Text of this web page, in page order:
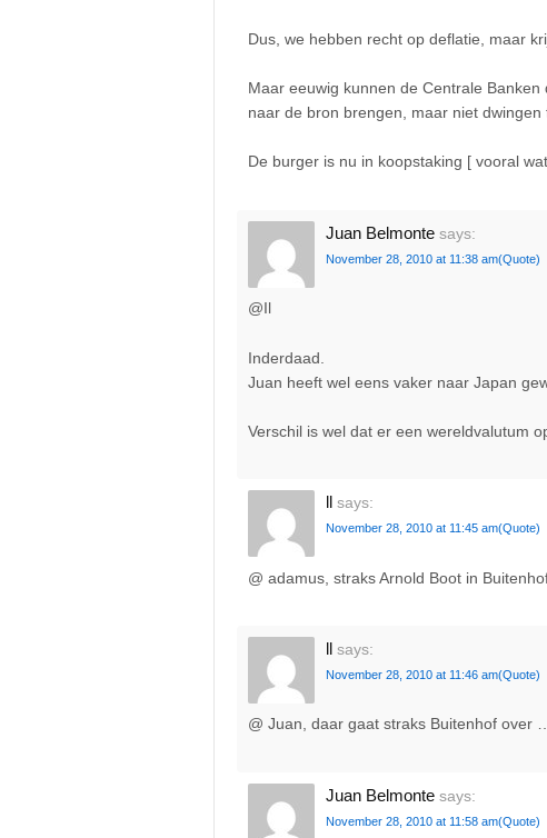
Dus, we hebben recht op deflatie, maar
Maar eeuwig kunnen de Centrale
naar de bron brengen, maar niet dwingen
De burger is nu in koopstaking [ vooral
Juan Belmonte says:
November 28, 2010 at 11:38 am(Quote)
@Il
Inderdaad.
Juan heeft wel eens vaker naar Japan
Verschil is wel dat er een wereldvalutum
ll says:
November 28, 2010 at 11:45 am(Quote)
@ adamus, straks Arnold Boot in
ll says:
November 28, 2010 at 11:46 am(Quote)
@ Juan, daar gaat straks Buitenhof
Juan Belmonte says:
November 28, 2010 at 11:58 am(Quote)